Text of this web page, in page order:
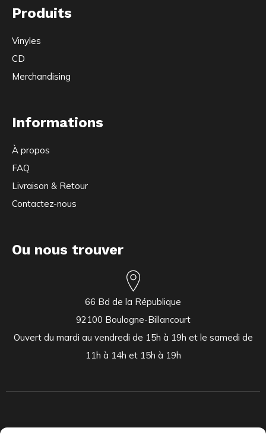
Produits
Vinyles
CD
Merchandising
Informations
À propos
FAQ
Livraison & Retour
Contactez-nous
Ou nous trouver
66 Bd de la République
92100 Boulogne-Billancourt
Ouvert du mardi au vendredi de 15h à 19h et le samedi de
11h à 14h et 15h à 19h